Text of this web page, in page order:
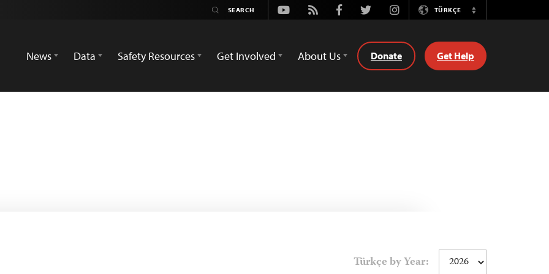
Youtube
Rss FacebookTwitterInstagramTÜRKÇE
Switch
News
Data Safety Resources Get Involved About Us Donate Get Help
Türkçe by Year: